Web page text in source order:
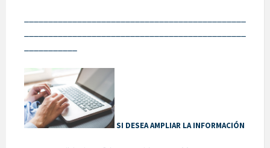
SI DESEA AMPLIAR LA INFORMACIÓN